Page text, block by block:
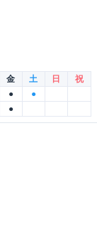
金 土 日
祝
●
●
●